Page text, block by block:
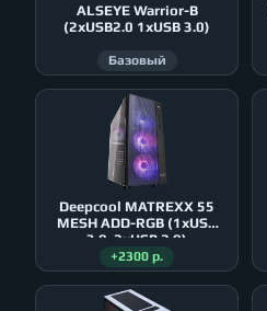
ALSEYE Warrior-B
(2xUSB2.0 1xUSB 3.0)
Базовый
Deepcool MATREXX 55
MESH ADD-RGB (1xUSB
3.0, 2xUSB 2.0)
+2300 р.